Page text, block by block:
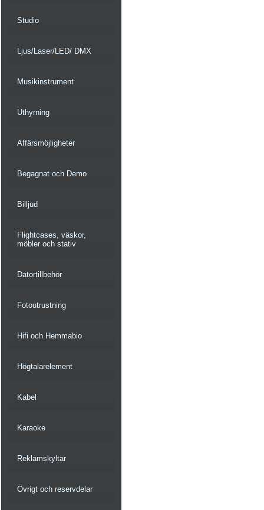
Studio
Ljus/Laser/LED/ DMX
Musikinstrument
Uthyrning
Affärsmöjligheter
Begagnat och Demo
Billjud
Flightcases, väskor,
möbler och stativ
Datortillbehör
Fotoutrustning
Hifi och Hemmabio
Högtalarelement
Kabel
Karaoke
Reklamskyltar
Övrigt och reservdelar